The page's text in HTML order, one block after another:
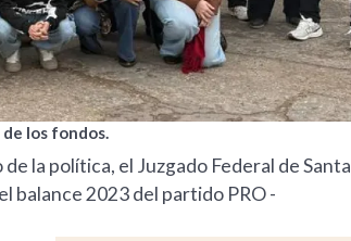
los fondos.
la política, el Juzgado Federal de Santa
balance 2023 del partido PRO -